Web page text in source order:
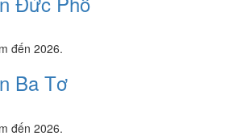
đến 2026.
Ba Tơ
đến 2026.